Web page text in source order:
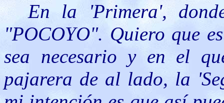
En la 'Primera',
"POCOYO". Quiero que
sea necesario y en el
pajarera de al lado, la